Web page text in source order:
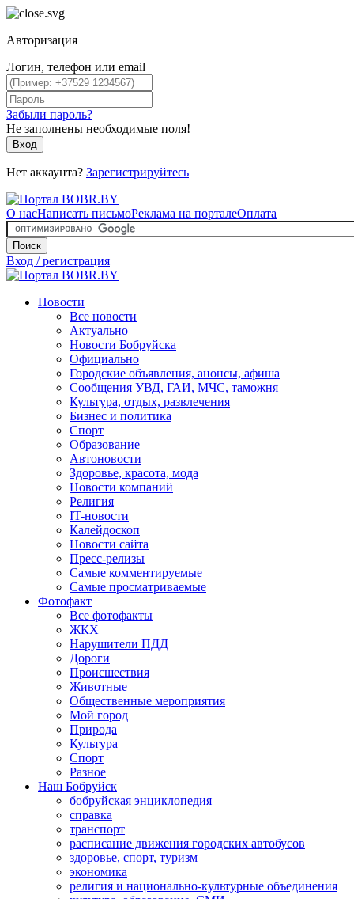
Авторизация
Логин, телефон или email
Забыли пароль?
Не заполнены необходимые поля!
Вход
Нет аккаунта? Зарегистрируйтесь
О насНаписать письмоРеклама на порталеОплата
Поиск
Вход / регистрация
Новости
Все новости
Актуально
Новости Бобруйска
Официально
Городские объявления, анонсы, афиша
Сообщения УВД, ГАИ, МЧС, таможня
Культура, отдых, развлечения
Бизнес и политика
Спорт
Образование
Автоновости
Здоровье, красота, мода
Новости компаний
Религия
IT-новости
Калейдоскоп
Новости сайта
Пресс-релизы
Самые комментируемые
Самые просматриваемые
Фотофакт
Все фотофакты
ЖКХ
Нарушители ПДД
Дороги
Происшествия
Животные
Общественные мероприятия
Мой город
Природа
Культура
Спорт
Разное
Наш Бобруйск
бобруйская энциклопедия
справка
транспорт
расписание движения городских автобусов
здоровье, спорт, туризм
экономика
религия и национально-культурные объединения